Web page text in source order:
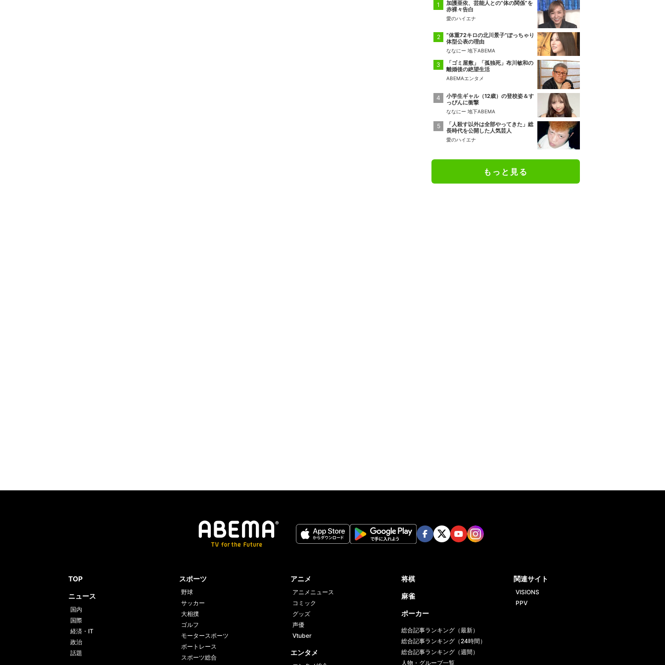
加護亜依、芸能人との“体の関係”を
赤裸々告白
愛のハイエナ
“体重72キロの北川景子”ぽっちゃり
体型公表の理由
ななにー 地下ABEMA
「ゴミ屋敷」「孤独死」布川敏和の
離婚後の絶望生活
ABEMAエンタメ
小学生ギャル（12歳）の登校姿＆す
っぴんに衝撃
ななにー 地下ABEMA
「人殺す以外は全部やってきた」総
長時代を公開した人気芸人
愛のハイエナ
もっと見る
TOP
ニュース
国内
国際
経済・IT
政治
話題
スポーツ
野球
サッカー
大相撲
ゴルフ
モータースポーツ
ボートレース
スポーツ総合
アニメ
アニメニュース
コミック
グッズ
声優
Vtuber
エンタメ
将棋
麻雀
ポーカー
総合記事ランキング（最新）
総合記事ランキング（24時間）
総合記事ランキング（週間）
人物・グループ一覧
関連サイト
VISIONS
PPV